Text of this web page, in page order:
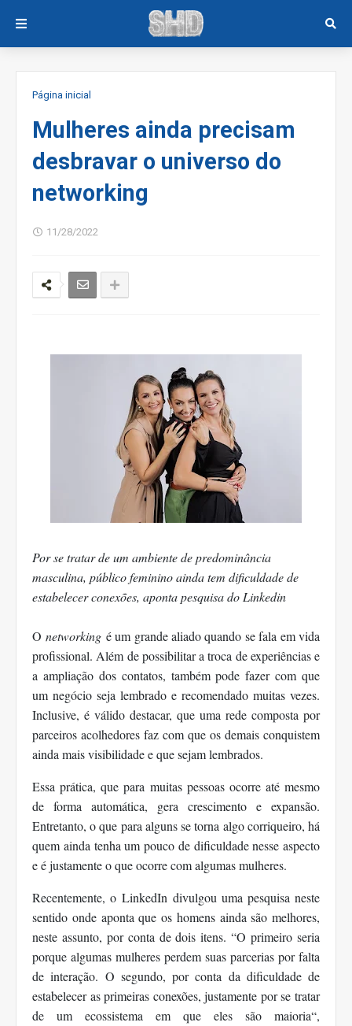
Página inicial
Mulheres ainda precisam
desbravar o universo do
networking
11/28/2022
Por se tratar de um ambiente de predominância
masculina, público feminino ainda tem dificuldade de
estabelecer conexões, aponta pesquisa do Linkedin
Onetworking é um grande aliado quando se fala em vida
profissional. Além de possibilitar a troca de experiências e
a ampliação dos contatos, também pode fazer com que
um negócio seja lembrado e recomendado muitas vezes.
Inclusive, é válido destacar, que uma rede composta por
parceiros acolhedores faz com que os demais conquistem
ainda mais visibilidade e que sejam lembrados.
Essa prática, que para muitas pessoas ocorre até mesmo
de forma automática, gera crescimento e expansão.
Entretanto, o que para alguns se torna algo corriqueiro, há
quem ainda tenha um pouco de dificuldade nesse aspecto
e é justamente o que ocorre com algumas mulheres.
Recentemente, o LinkedIn divulgou uma pesquisa neste
sentido onde aponta que os homens ainda são melhores,
neste assunto, por conta de dois itens. “O primeiro seria
porque algumas mulheres perdem suas parcerias por falta
de interação. O segundo, por conta da dificuldade de
estabelecer as primeiras conexões, justamente por se tratar
de um ecossistema em que eles são maioria“,